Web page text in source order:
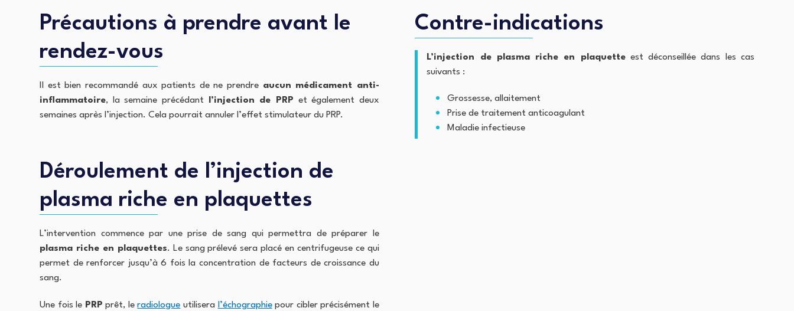
Précautions à prendre avant le
rendez-vous
Il est bien recommandé aux patients de ne prendre aucun médicament anti-
inflammatoire, la semaine précédant l’injection de PRP et également deux
semaines après l’injection. Cela pourrait annuler l’effet stimulateur du PRP.
Déroulement de l’injection de
plasma riche en plaquettes
L’intervention commence par une prise de sang qui permettra de préparer le
plasma riche en plaquettes. Le sang prélevé sera placé en centrifugeuse ce qui
permet de renforcer jusqu’à 6 fois la concentration de facteurs de croissance du
sang.
Une fois le PRP prêt, leradiologue utilisera l’échographiepour cibler précisément le
Contre-indications
L’injection de plasma riche en plaquetteest déconseillée dans les cas
suivants :
Grossesse, allaitement
Prise de traitement anticoagulant
Maladie infectieuse